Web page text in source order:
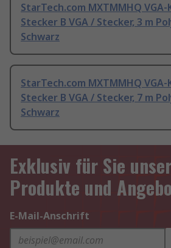
StarTech.com MXTMMHQ VGA-
Stecker B VGA / Stecker, 3 m
Schwarz
StarTech.com MXTMMHQ VGA-
Stecker B VGA / Stecker, 7 m
Schwarz
Exklusiv für Sie
Produkte und
E-Mail-Anschrift